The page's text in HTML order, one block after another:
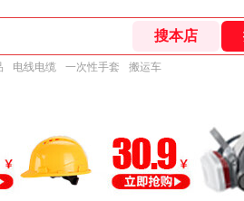
电线电缆 一次性手套 搬运车